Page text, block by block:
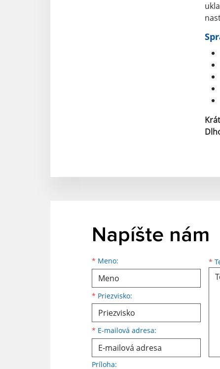
Napíšte nám
* Meno:
Meno
* Priezvisko:
Priezvisko
* E-mailová adresa:
E-mailová adresa *
Príloha: